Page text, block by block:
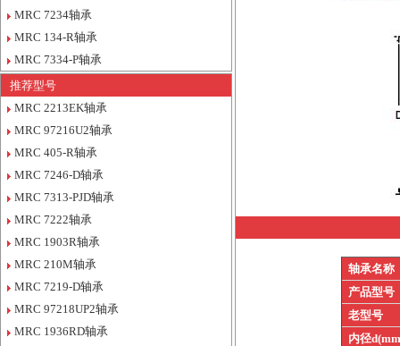
MRC 7234轴承
MRC 134-R轴承
MRC 7334-P轴承
推荐型号
MRC 2213EK轴承
MRC 97216U2轴承
MRC 405-R轴承
MRC 7246-D轴承
MRC 7313-PJD轴承
MRC 7222轴承
MRC 1903R轴承
MRC 210M轴承
MRC 7219-D轴承
MRC 97218UP2轴承
MRC 1936RD轴承
轴承名称
产品型号
老型号
内径